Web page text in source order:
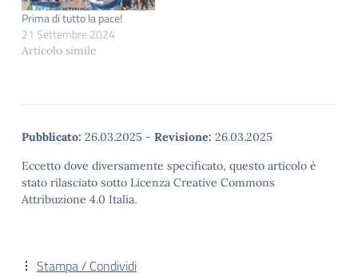
Prima di tutto la pace!
21 Settembre 2024
Articolo simile
Pubblicato: 26.03.2025 - Revisione: 26.03.2025
Eccetto dove diversamente specificato, questo articolo è
stato rilasciato sotto Licenza Creative Commons
Attribuzione 4.0 Italia.
Stampa / Condividi